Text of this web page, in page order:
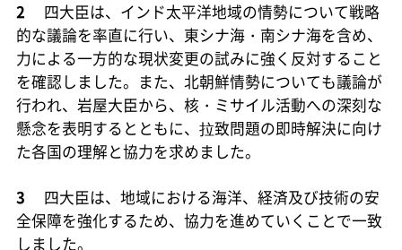
2
四大臣は、インド太平洋地域の情勢について戦略
的な議論を率直に行い、東シナ海・南シナ海を含め、
力による一方的な現状変更の試みに強く反対すること
を確認しました。また、北朝鮮情勢についても議論が
行われ、岩屋大臣から、核・ミサイル活動への深刻な
懸念を表明するとともに、拉致問題の即時解決に向け
た各国の理解と協力を求めました。
3
四大臣は、地域における海洋、経済及び技術の安
全保障を強化するため、協力を進めていくことで一致
しました。